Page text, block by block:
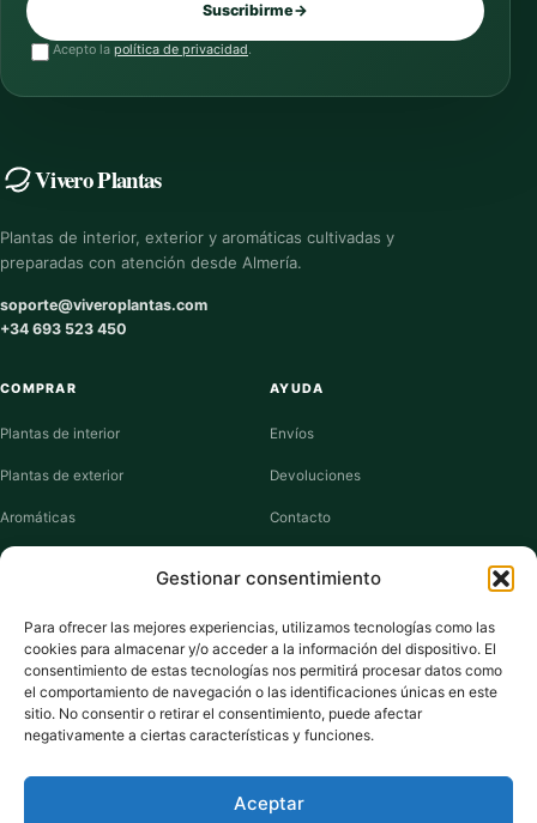
Gestionar consentimiento
Para ofrecer las mejores experiencias, utilizamos tecnologías como las
cookies para almacenar y/o acceder a la información del dispositivo. El
consentimiento de estas tecnologías nos permitirá procesar datos como
el comportamiento de navegación o las identificaciones únicas en este
sitio. No consentir o retirar el consentimiento, puede afectar
negativamente a ciertas características y funciones.
Aceptar
Suscribirme→
Acepto la política de privacidad.
Vivero Plantas
Plantas de interior, exterior y aromáticas cultivadas y
preparadas con atención desde Almería.
soporte@viveroplantas.com
+34 693 523 450
COMPRAR
Plantas de interior
Plantas de exterior
Aromáticas
Suculentas
AYUDA
Envíos
Devoluciones
Contacto
VIVERO PLANTAS
Sobre nosotros
Puntos y recompensas